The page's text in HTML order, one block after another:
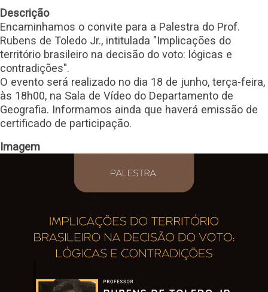
Descrição
Encaminhamos o convite para a Palestra do Prof.
Rubens de Toledo Jr., intitulada "Implicações do
território brasileiro na decisão do voto: lógicas e
contradições".
O evento será realizado no dia 18 de junho, terça-feira,
às 18h00, na Sala de Vídeo do Departamento de
Geografia. Informamos ainda que haverá emissão de
certificado de participação.
Imagem